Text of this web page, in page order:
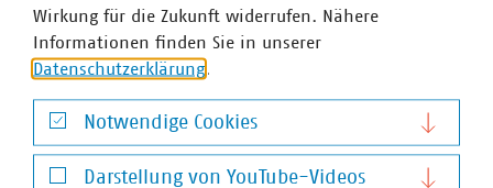
Andrea Werner
Sachgebietsleiterin Mitgliederservice
Wirkung für die Zukunft widerrufen. Nähere
Informationen finden Sie in unserer
Datenschutzerklärung.
Notwendige Cookies
Notwendige Cookies
Darstellung von YouTube-Videos